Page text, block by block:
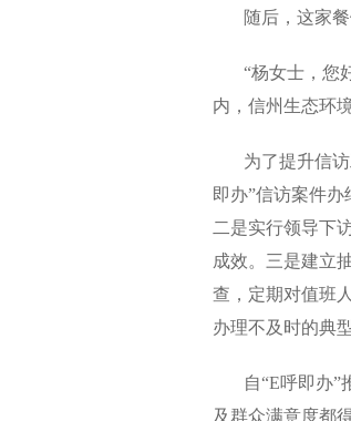
随后，这家餐
“杨女士，您好
内，信州生态环
为了提升信访
即办”信访案件
二是实行领导下
成效。三是建立
查，定期对值班
办理不及时的典
自“E呼即办”推
及群众满意度都